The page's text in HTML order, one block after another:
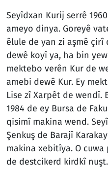
Seyîdxan Kurij serrê
ameyo dinya. Goreyê
êlule de yan zi aşmê çirî
dewê koyî ya, ha bin
mektebo verên Kur de
amebi dewê Kur. Ey
Lise zî Xarpêt de wendî.
1984 de ey Bursa de
qisimî makina wend.
Şenkuş de Barajî
makina xebitîya. O cuwa
de destcikerd kirdkî